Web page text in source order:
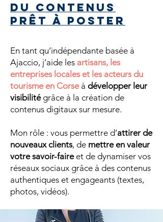
DU CONTENUS
PRÊT à poster
En tant qu’indépendante basée à
Ajaccio, j’aide les artisans, les
entreprises locales et les acteurs du
tourisme en Corseà développer leur
visibilité grâce à la création de
contenus digitaux sur mesure.
Mon rôle : vous permettre d’attirer de
nouveaux clients, de mettre en valeur
votre savoir-faireet de dynamiser vos
réseaux sociaux grâce à des contenus
authentiques et engageants (textes,
photos, vidéos).